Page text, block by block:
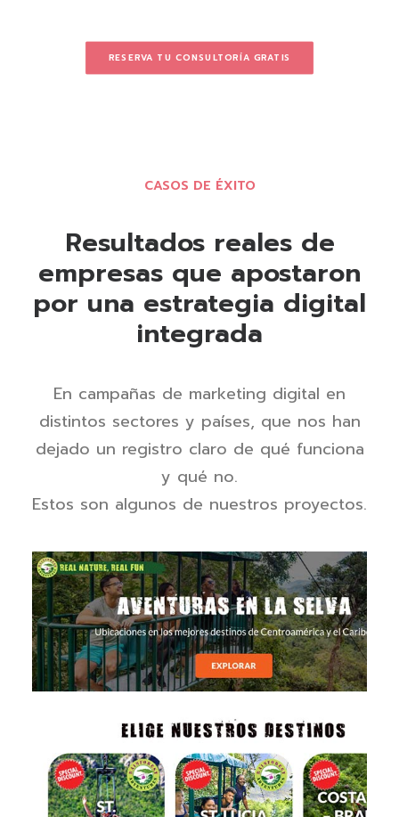
RESERVA TU CONSULTORÍA GRATIS
CASOS DE ÉXITO
Resultados reales de
empresas que apostaron
por una estrategia digital
integrada
En campañas de marketing digital en
distintos sectores y países, que nos han
dejado un registro claro de qué funciona
y qué no.
Estos son algunos de nuestros proyectos.